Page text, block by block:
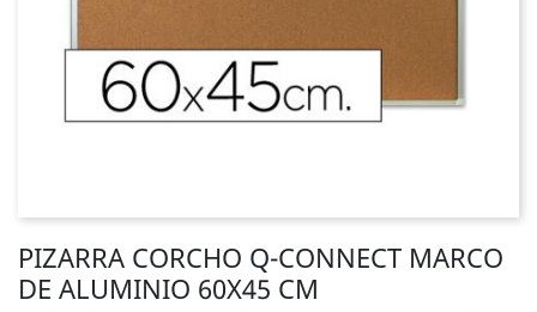
PIZARRA CORCHO Q-CONNECT MARCO
DE ALUMINIO 60X45 CM